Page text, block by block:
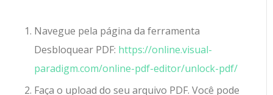
Navegue pela página da ferramenta
Desbloquear PDF: https://online.visual-
paradigm.com/online-pdf-editor/unlock-pdf/
Faça o upload do seu arquivo PDF. Você pode